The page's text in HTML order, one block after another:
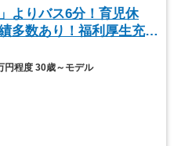
よりバス6分！育児休
多数あり！福利厚生充実
円程度 30歳～モデル